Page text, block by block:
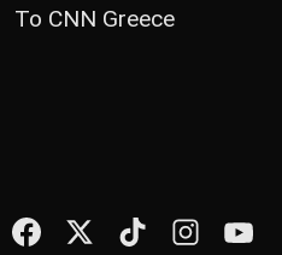
Το CNN Greece